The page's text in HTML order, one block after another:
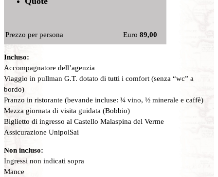
Prezzo per persona Euro 89,00
Incluso:
Accompagnatore dell’agenzia
Viaggio in pullman G.T. dotato di tutti i comfort (senza “wc” a
bordo)
Pranzo in ristorante (bevande incluse: ¼ vino, ½ minerale e caffè)
Mezza giornata di visita guidata (Bobbio)
Biglietto di ingresso al Castello Malaspina del Verme
Assicurazione UnipolSai
Non incluso:
Ingressi non indicati sopra
Mance